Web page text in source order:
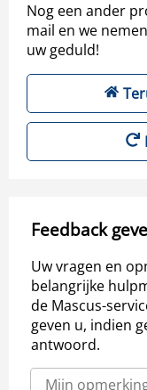
Nog een ander
mail en we
uw geduld!
Feedback
Uw vragen en
belangrijke
de Mascus-
geven u, indien
antwoord.